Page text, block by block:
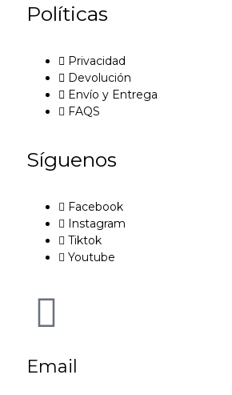
Políticas
Privacidad
Devolución
Envío y Entrega
FAQS
Síguenos
Facebook
Instagram
Tiktok
Youtube
Email